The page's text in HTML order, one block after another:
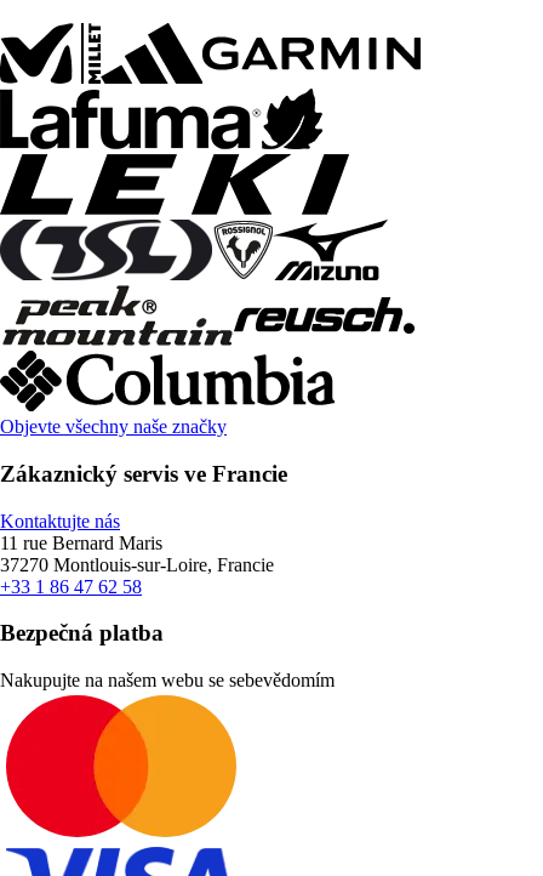
Objevte všechny naše značky
Zákaznický servis ve Francie
Kontaktujte nás
11 rue Bernard Maris
37270 Montlouis-sur-Loire, Francie
+33 1 86 47 62 58
Bezpečná platba
Nakupujte na našem webu se sebevědomím